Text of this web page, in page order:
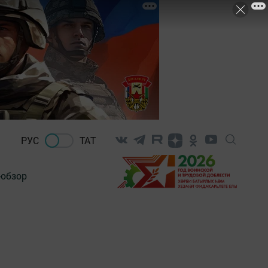
РУС ТАТ